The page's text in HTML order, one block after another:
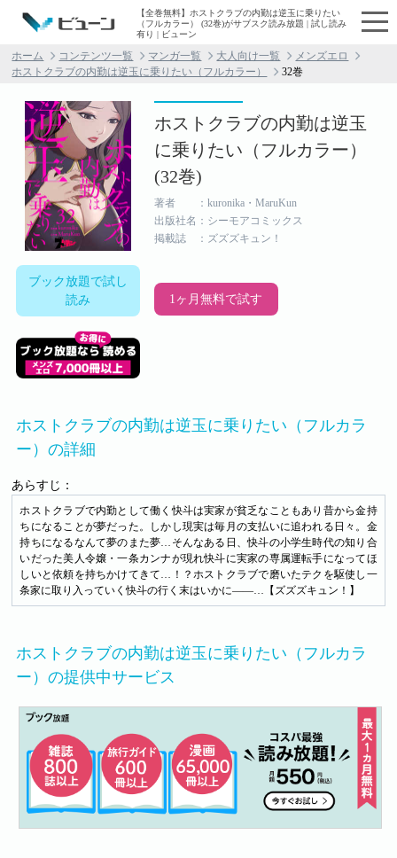
【全巻無料】ホストクラブの内勤は逆玉に乗りたい
（フルカラー） (32巻)がサブスク読み放題 | 試し読み
有り | ビューン
ホーム コンテンツ一覧 マンガ一覧 大人向け一覧
メンズエロ
ホストクラブの内勤は逆玉に乗りたい（フルカラー）
32巻
ブック放題で試し
読み
ホストクラブの内勤は逆玉
に乗りたい（フルカラー）
(32巻)
著者 ：kuronika・MaruKun
出版社名：シーモアコミックス
掲載誌 ：ズズズキュン！
1ヶ月無料で試す
ホストクラブの内勤は逆玉に乗りたい（フルカラ
ー）の詳細
あらすじ：
ホストクラブで内勤として働く快斗は実家が貧乏なこともあり昔から金持
ちになることが夢だった。しかし現実は毎月の支払いに追われる日々。金
持ちになるなんて夢のまた夢…そんなある日、快斗の小学生時代の知り合
いだった美人令嬢・一条カンナが現れ快斗に実家の専属運転手になってほ
しいと依頼を持ちかけてきて…！？ホストクラブで磨いたテクを駆使し一
条家に取り入っていく快斗の行く末はいかに――…【ズズズキュン！】
ホストクラブの内勤は逆玉に乗りたい（フルカラ
ー）の提供中サービス